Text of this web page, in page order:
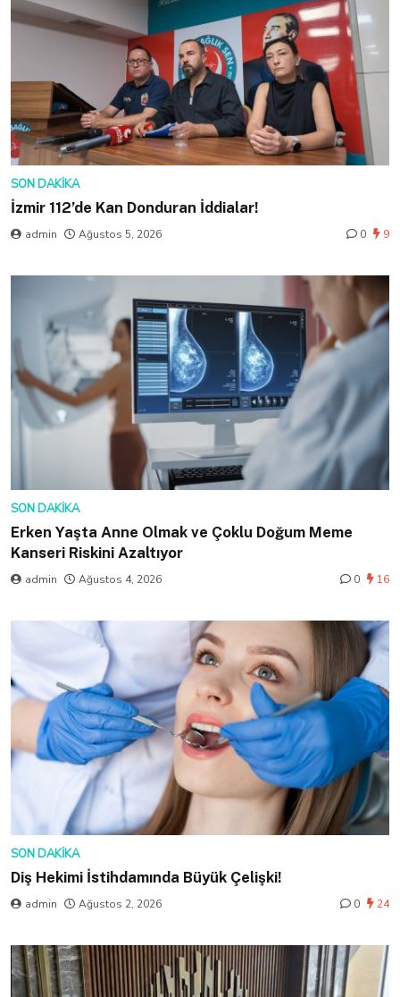
SON DAKIKA
İzmir 112’de Kan Donduran İddialar!
admin Ağustos 5, 2026 0 9
SON DAKIKA
Erken Yaşta Anne Olmak ve Çoklu Doğum Meme
Kanseri Riskini Azaltıyor
admin Ağustos 4, 2026 0 16
SON DAKIKA
Diş Hekimi İstihdamında Büyük Çelişki!
admin Ağustos 2, 2026 0 24